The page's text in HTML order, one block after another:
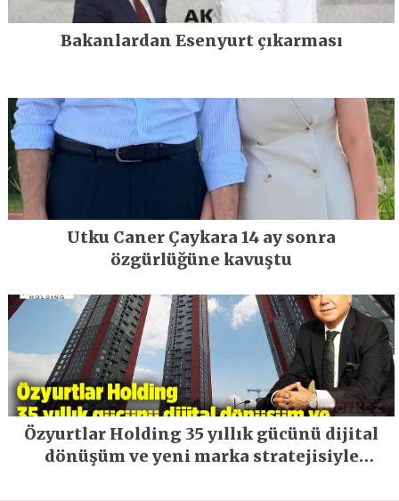
Bakanlardan Esenyurt çıkarması
Utku Caner Çaykara 14 ay sonra
özgürlüğüne kavuştu
Özyurtlar Holding 35 yıllık gücünü dijital
dönüşüm ve yeni marka stratejisiyle